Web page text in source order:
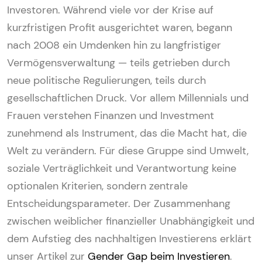
Investoren. Während viele vor der Krise auf
kurzfristigen Profit ausgerichtet waren, begann
nach 2008 ein Umdenken hin zu langfristiger
Vermögensverwaltung — teils getrieben durch
neue politische Regulierungen, teils durch
gesellschaftlichen Druck. Vor allem Millennials und
Frauen verstehen Finanzen und Investment
zunehmend als Instrument, das die Macht hat, die
Welt zu verändern. Für diese Gruppe sind Umwelt,
soziale Verträglichkeit und Verantwortung keine
optionalen Kriterien, sondern zentrale
Entscheidungsparameter. Der Zusammenhang
zwischen weiblicher finanzieller Unabhängigkeit und
dem Aufstieg des nachhaltigen Investierens erklärt
unser Artikel zur Gender Gap beim Investieren.